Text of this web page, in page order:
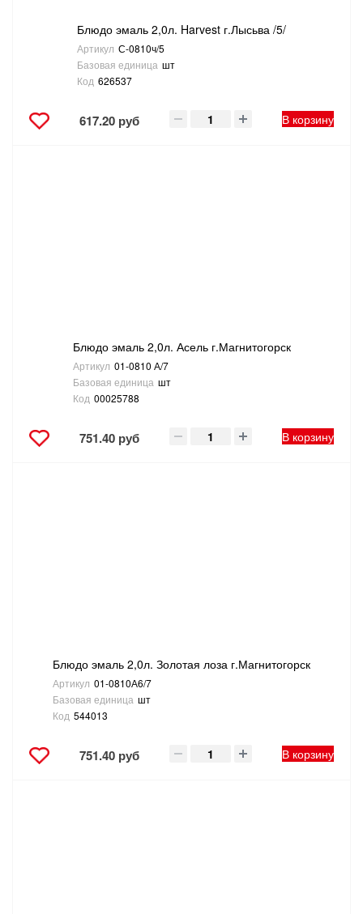
СНЕГОУБОРОЧНЫЙ ИНВЕНТАРЬ
СТРЕМЯНКИ,ЛЕСТНИЦЫ
СТРОИТЕЛЬНЫЕ И ОТДЕЛОЧНЫЕ МАТЕРИАЛЫ
ЭЛЕКТРОМОНТАЖНЫЕ ТОВАРЫ, СВЕТОТЕХНИКА
Блюдо эмаль 2,0л. Harvest г.Лысьва /5/
Артикул С-0810ч/5
Базовая единица шт
Код 626537
617.20 руб В корзину
Блюдо эмаль 2,0л. Асель г.Магнитогорск
Артикул 01-0810 А/7
Базовая единица шт
Код 00025788
751.40 руб В корзину
Блюдо эмаль 2,0л. Золотая лоза г.Магнитогорск
Артикул 01-0810А6/7
Базовая единица шт
Код 544013
751.40 руб В корзину